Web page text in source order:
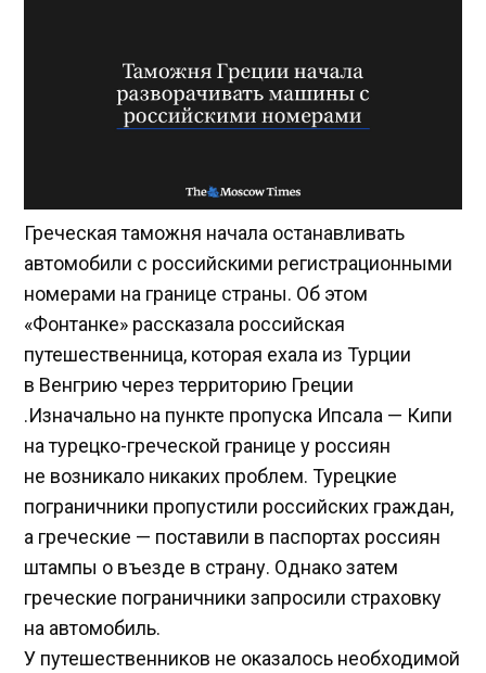
Греческая таможня начала останавливать
автомобили с российскими регистрационными
номерами на границе страны. Об этом
«Фонтанке» рассказала российская
путешественница, которая ехала из Турции
в Венгрию через территорию Греции
.Изначально на пункте пропуска Ипсала — Кипи
на турецко-греческой границе у россиян
не возникало никаких проблем. Турецкие
пограничники пропустили российских граждан,
а греческие — поставили в паспортах россиян
штампы о въезде в страну. Однако затем
греческие пограничники запросили страховку
на автомобиль.
У путешественников не оказалось необходимой